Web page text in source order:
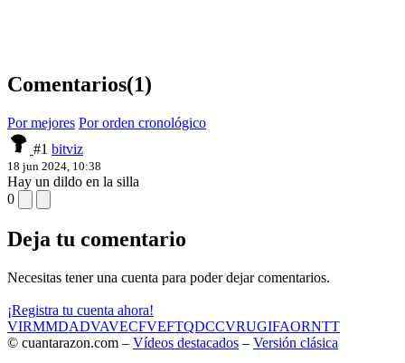
Comentarios(1)
Por mejores Por orden cronológico
#1 bitviz
18 jun 2024, 10:38
Hay un dildo en la silla
0
Deja tu comentario
Necesitas tener una cuenta para poder dejar comentarios.
¡Registra tu cuenta ahora!
VIRMMDADVAVECFVEFTQDCCVRUGIFAORNTT
© cuantarazon.com – Vídeos destacados – Versión clásica